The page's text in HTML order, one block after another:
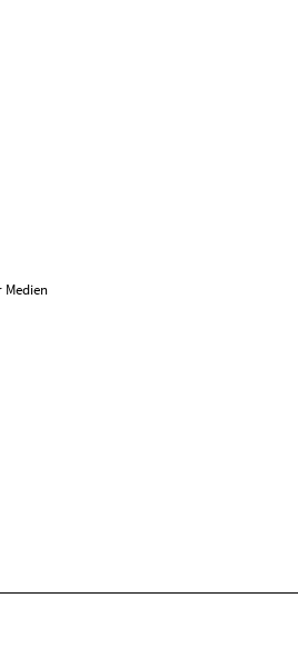
Medien